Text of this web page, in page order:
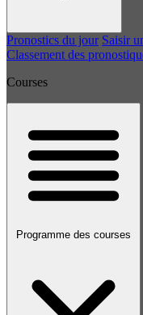
Pronostics du jour Saisir
Classement des
Courses
Programme des courses